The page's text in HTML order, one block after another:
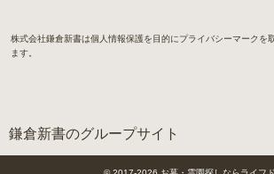
株式会社鎌倉新書は個人情報保護を目的にプライバシーマークを
ます。
鎌倉新書のグループサイト
「Life.（ライフドット）」関連サイト